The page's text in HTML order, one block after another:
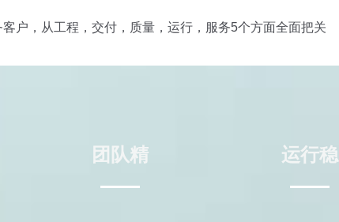
户，从工程，交付，质量，运行，服务5个方面全面把关
团队精 运行稳